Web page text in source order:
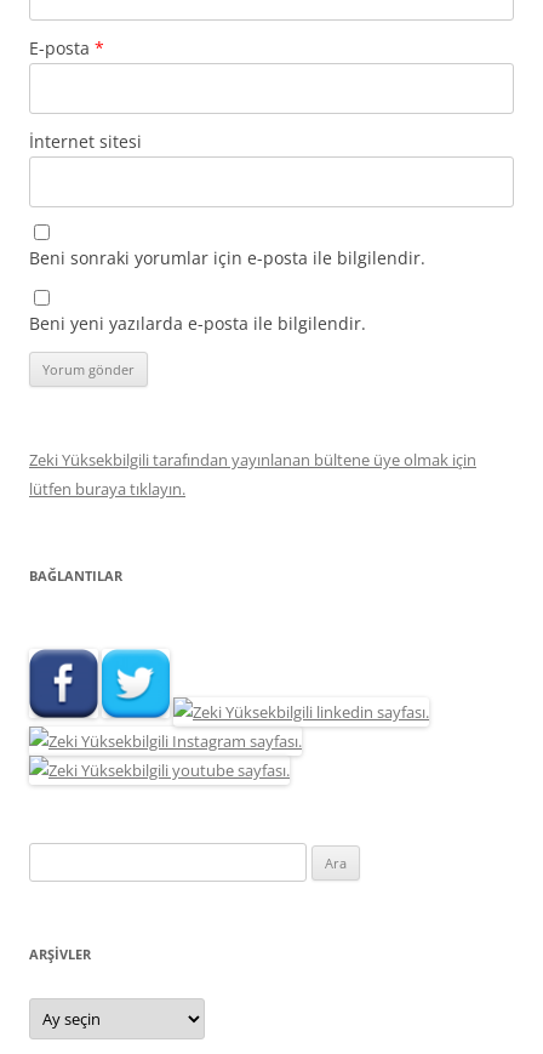
E-posta *
İnternet sitesi
Beni sonraki yorumlar için e-posta ile bilgilendir.
Beni yeni yazılarda e-posta ile bilgilendir.
Zeki Yüksekbilgili tarafından yayınlanan bültene üye olmak için
lütfen buraya tıklayın.
BAĞLANTILAR
ARŞIVLER
Arşivler